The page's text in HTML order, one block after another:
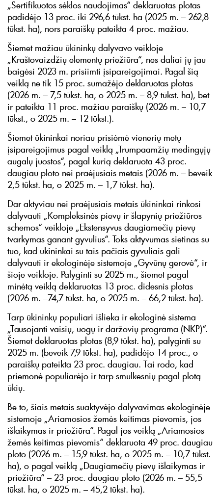
„Sertifikuotos sėklos naudojimas“ deklaruotas plotas
padidėjo 13 proc. iki 296,6 tūkst. ha (2025 m. – 262,8
tūkst. ha), nors paraiškų pateikta 4 proc. mažiau.
Šiemet mažiau ūkininkų dalyvavo veikloje
„Kraštovaizdžių elementų priežiūra“, nes daliai jų jau
baigėsi 2023 m. prisiimti įsipareigojimai. Pagal šią
veiklą ne tik 15 proc. sumažėjo deklaruotas plotas
(2026 m. – 7,5 tūkst. ha, o 2025 m. – 8,9 tūkst. ha), bet
ir pateikta 11 proc. mažiau paraiškų (2026 m. – 10,7
tūkst., o 2025 m. – 12 tūkst.).
Šiemet ūkininkai noriau prisiėmė vienerių metų
įsipareigojimus pagal veiklą „Trumpaamžių medingųjų
augalų juostos“, pagal kurią deklaruota 43 proc.
daugiau ploto nei praėjusiais metais (2026 m. – beveik
2,5 tūkst. ha, o 2025 m. – 1,7 tūkst. ha).
Dar aktyviau nei praėjusiais metais ūkininkai rinkosi
dalyvauti „Kompleksinės pievų ir šlapynių priežiūros
schemos“ veikloje „Ekstensyvus daugiamečių pievų
tvarkymas ganant gyvulius“. Toks aktyvumas sietinas su
tuo, kad ūkininkai su tais pačiais gyvuliais gali
dalyvauti ir ekologinėje sistemoje „Gyvūnų gerovė“, ir
šioje veikloje. Palyginti su 2025 m., šiemet pagal
minėtą veiklą deklaruotas 13 proc. didesnis plotas
(2026 m. –74,7 tūkst. ha, o 2025 m. – 66,2 tūkst. ha).
Tarp ūkininkų populiari išlieka ir ekologinė sistema
„Tausojanti vaisių, uogų ir daržovių programa (NKP)“.
Šiemet deklaruotas plotas (8,9 tūkst. ha), palyginti su
2025 m. (beveik 7,9 tūkst. ha), padidėjo 14 proc., o
paraiškų pateikta 23 proc. daugiau. Tai rodo, kad
priemonė populiarėjo ir tarp smulkesnių pagal plotą
ūkių.
Be to, šiais metais suaktyvėjo dalyvavimas ekologinėje
sistemoje „Ariamosios žemės keitimas pievomis, jos
išlaikymas ir priežiūra“. Pagal jos veiklą „Ariamosios
žemės keitimas pievomis“ deklaruota 49 proc. daugiau
ploto (2026 m. – 15,9 tūkst. ha, o 2025 m. – 10,7 tūkst.
ha), o pagal veiklą „Daugiamečių pievų išlaikymas ir
priežiūra“ – 23 proc. daugiau ploto (2026 m. – 55,5
tūkst. ha, o 2025 m. – 45,2 tūkst. ha).